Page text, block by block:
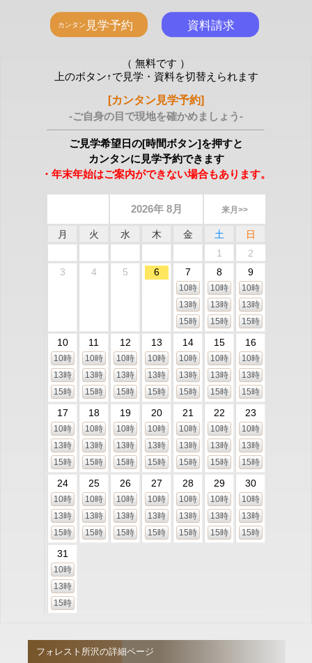
（ 無料です ）
上のボタン↑で見学・資料を切替えられます
[カンタン見学予約]
-ご自身の目で現地を確かめましょう-
ご見学希望日の[時間ボタン]を押すと
カンタンに見学予約できます
・年末年始はご案内ができない場合もあります。
2026年 8月 来月>>
月 火 水 木 金 土
日
1
2
3
4 5 6 7
10時
13時
15時
8
10時
13時
15時
9
10時
13時
15時
10
10時
13時
15時
11
10時
13時
15時
12
10時
13時
15時
13
10時
13時
15時
14
10時
13時
15時
15
10時
13時
15時
16
10時
13時
15時
17
10時
13時
15時
18
10時
13時
15時
19
10時
13時
15時
20
10時
13時
15時
21
10時
13時
15時
22
10時
13時
15時
23
10時
13時
15時
24
10時
13時
15時
25
10時
13時
15時
26
10時
13時
15時
27
10時
13時
15時
28
10時
13時
15時
29
10時
13時
15時
30
10時
13時
15時
31
10時
13時
15時
フォレスト所沢の詳細ページ